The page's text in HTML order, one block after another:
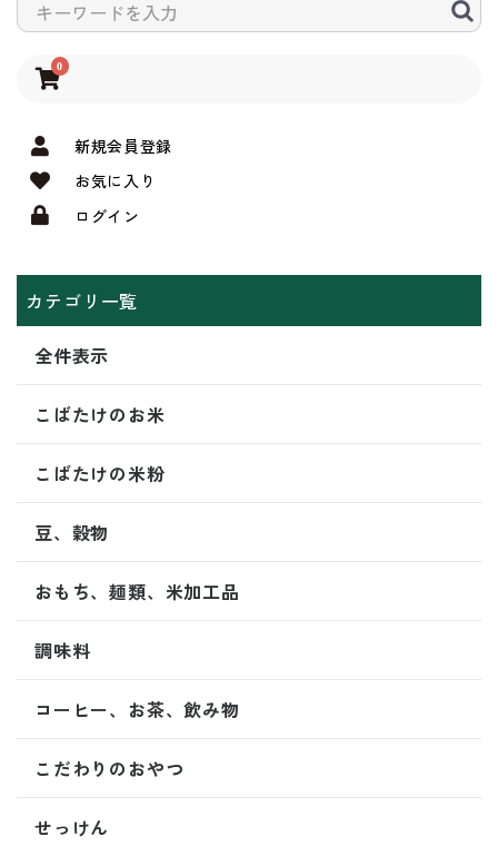
0
新規会員登録
お気に入り
ログイン
カテゴリ一覧
全件表示
こばたけのお米
こばたけの米粉
豆、穀物
おもち、麺類、米加工品
調味料
コーヒー、お茶、飲み物
こだわりのおやつ
せっけん